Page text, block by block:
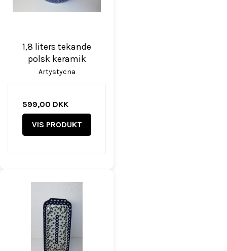
1,8 liters tekande
polsk keramik
Artystycna
599,00 DKK
VIS PRODUKT